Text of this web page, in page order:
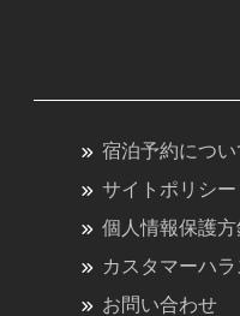
宿泊予約につい
サイトポリシー
個人情報保護方
カスタマーハ
お問い合わせ